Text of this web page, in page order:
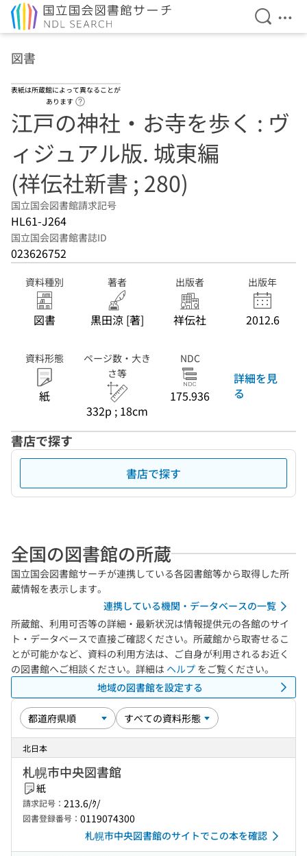
検索を
メ
図書
表紙は所蔵館によって異なることが
あります
江戸の神社・お寺を歩く : ヴ
ィジュアル版. 城東編
(祥伝社新書 ; 280)
国立国会図書館請求記号
HL61-J264
国立国会図書館書誌ID
023626752
資料種別
図書
著者
黒田涼 [著]
出版者
祥伝社
出版年
2012.6
資料形態
紙
ページ数・大き
さ等
332p ; 18cm
NDC
175.936
詳細を見
る
書店で探す
書店で探す
全国の図書館の所蔵
国立国会図書館サーチが連携している各図書館等から取得した所
蔵情報を表示します。
連携している機関・データベースの一覧
所蔵館、利用可否等の詳細・最新状況は情報提供元の各館のサイ
ト・データベースで直接ご確認ください。所蔵館から取寄せるこ
とが可能かなど、資料の利用方法は、ご自身が利用されるお近く
の図書館へご相談ください。詳細は ヘルプ をご覧ください。
地域の図書館を設定する
北日本
札幌市中央図書館
紙
請求記号： 213.6/ｸ/
図書登録番号： 0119074300
札幌市中央図書館のサイトでこの本を確認